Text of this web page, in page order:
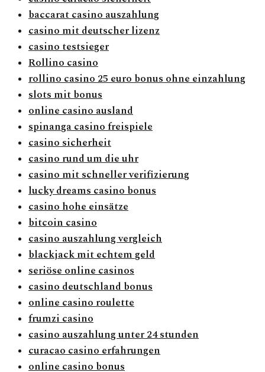
baccarat casino auszahlung
casino mit deutscher lizenz
casino testsieger
Rollino casino
rollino casino 25 euro bonus ohne einzahlung
slots mit bonus
online casino ausland
spinanga casino freispiele
casino sicherheit
casino rund um die uhr
casino mit schneller verifizierung
lucky dreams casino bonus
casino hohe einsätze
bitcoin casino
casino auszahlung vergleich
blackjack mit echtem geld
seriöse online casinos
casino deutschland bonus
online casino roulette
frumzi casino
casino auszahlung unter 24 stunden
curacao casino erfahrungen
online casino bonus